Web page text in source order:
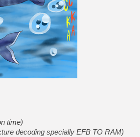
[LS] [PS5] Le WebKit
[GK] Oubliez Crazy Taxi,
[LS] [Switch] NSZ 5.0.0
[GK] No More Room in
[GK] Un chatbot Atelier
[GK] Mémoire cash -
[GK] Nvidia : le prix des
[GK] Suikoden Star Leap
[Mo5] La mini borne
time)
decoding specially EFB TO RAM)